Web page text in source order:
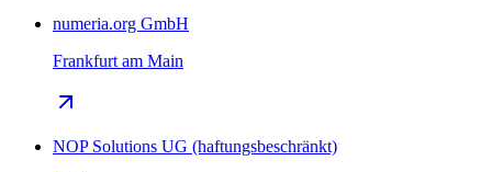
numeria.org GmbH
Frankfurt am Main
NOP Solutions UG (haftungsbeschränkt)